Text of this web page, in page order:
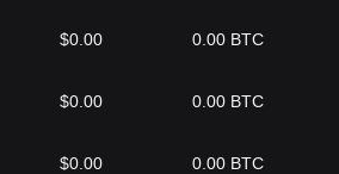
$0.00 0.00 BTC
$0.00 0.00 BTC
$0.00 0.00 BTC